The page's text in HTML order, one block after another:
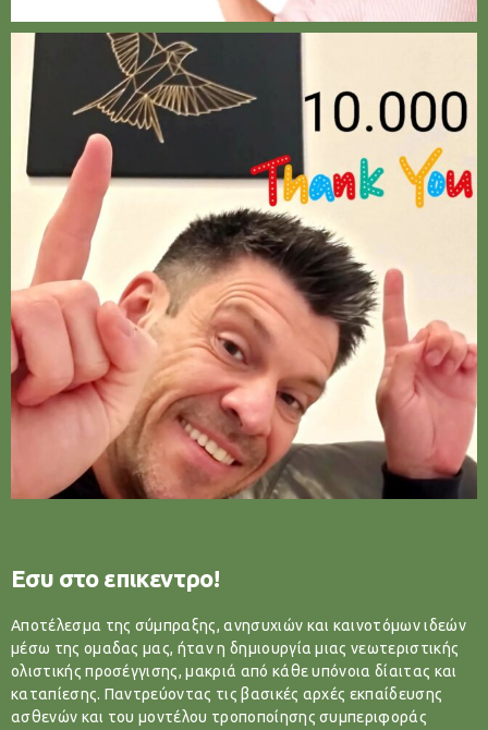
Εσυ στο επικεντρο!
Αποτέλεσμα της σύμπραξης, ανησυχιών και καινοτόμων ιδεών
μέσω της ομαδας μας, ήταν η δημιουργία μιας νεωτεριστικής
ολιστικής προσέγγισης, μακριά από κάθε υπόνοια δίαιτας και
καταπίεσης. Παντρεύοντας τις βασικές αρχές εκπαίδευσης
ασθενών και του μοντέλου τροποποίησης συμπεριφοράς